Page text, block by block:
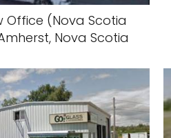
Office (Nova Scotia
Nova Scotia